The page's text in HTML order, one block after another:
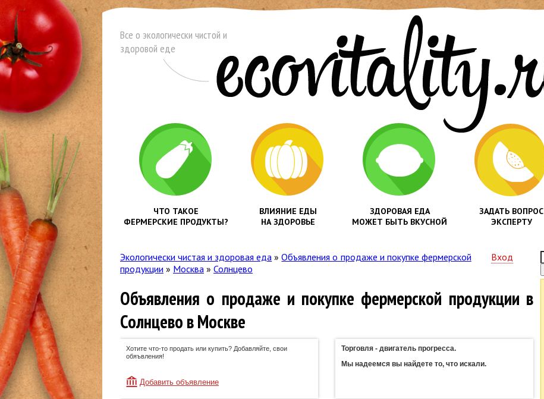
Все о экологически чистой и
здоровой еде
ЧТО ТАКОЕ
ФЕРМЕРСКИЕ ПРОДУКТЫ?
ВЛИЯНИЕ ЕДЫ
НА ЗДОРОВЬЕ
ЗДОРОВАЯ ЕДА
МОЖЕТ БЫТЬ ВКУСНОЙ
ЗАДАТЬ ВОПРОС
ЭКСПЕРТУ
Экологически чистая и здоровая еда »Объявления о продаже и покупке фермерской
продукции » Москва » Солнцево
Вход
Объявления о продаже и покупке фермерской продукции в
Солнцево в Москве
Хотите что-то продать или купить? Добавляйте, свои
обяъвления!
Добавить объявление
Торговля - двигатель прогресса.
Мы надеемся вы найдете то, что искали.